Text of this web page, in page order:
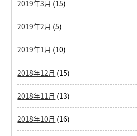
2019年3月 (15)
2019年2月 (5)
2019年1月 (10)
2018年12月 (15)
2018年11月 (13)
2018年10月 (16)